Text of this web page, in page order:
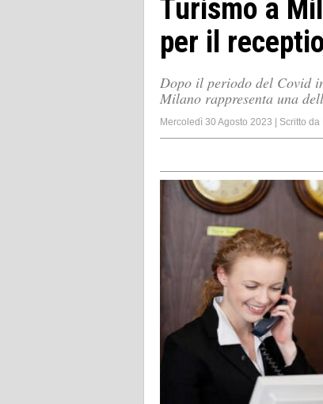
Turismo a
per il
Dopo il periodo del Covid
Milano rappresenta una
Mercoledì 30 Agosto 2023 | Scritto da